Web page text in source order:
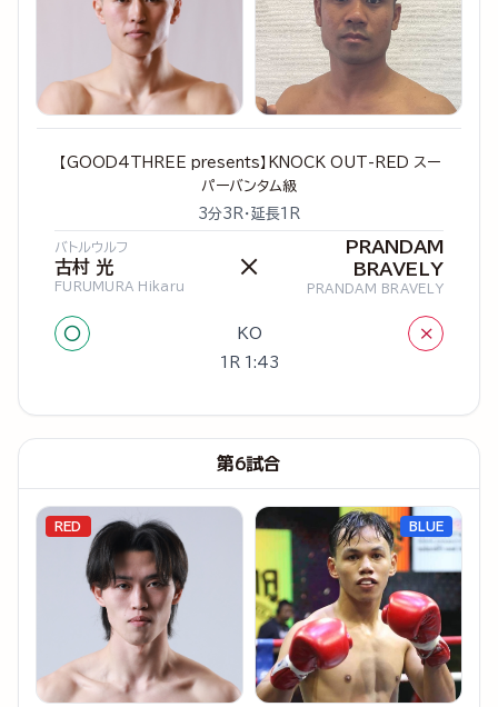
【GOOD4THREE presents】KNOCK OUT-RED スー
パーバンタム級
3分3R・延長1R
バトルウルフ
古村 光
FURUMURA Hikaru
×
PRANDAM
BRAVELY
PRANDAM BRAVELY
○ KO ×
1R 1:43
第6試合
RED BLUE